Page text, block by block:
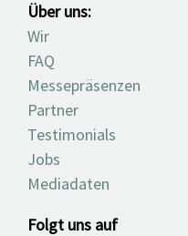
Über uns:
Wir
FAQ
Messepräsenzen
Partner
Testimonials
Jobs
Mediadaten
Folgt uns auf